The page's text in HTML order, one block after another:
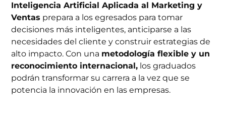
Inteligencia Artificial Aplicada al Marketing y
Ventas prepara a los egresados para tomar
decisiones más inteligentes, anticiparse a las
necesidades del cliente y construir estrategias de
alto impacto. Con una metodología flexible y un
reconocimiento internacional, los graduados
podrán transformar su carrera a la vez que se
potencia la innovación en las empresas.